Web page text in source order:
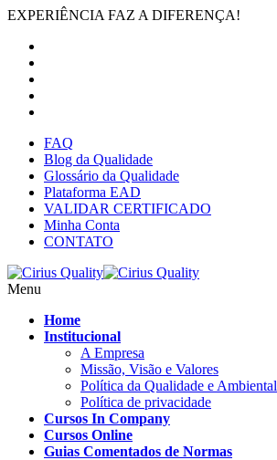
EXPERIÊNCIA FAZ A DIFERENÇA!
FAQ
Blog da Qualidade
Glossário da Qualidade
Plataforma EAD
VALIDAR CERTIFICADO
Minha Conta
CONTATO
Menu
Home
Institucional
A Empresa
Missão, Visão e Valores
Política da Qualidade e Ambiental
Política de privacidade
Cursos In Company
Cursos Online
Guias Comentados de Normas